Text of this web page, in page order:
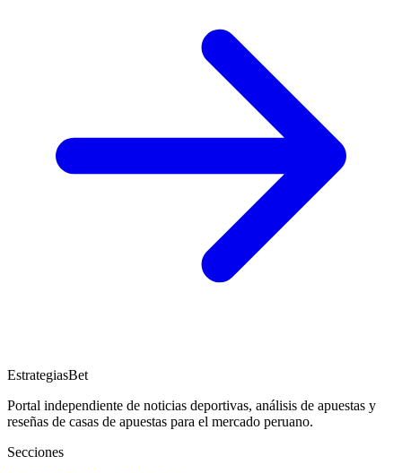
EstrategiasBet
Portal independiente de noticias deportivas, análisis de apuestas y
reseñas de casas de apuestas para el mercado peruano.
Secciones